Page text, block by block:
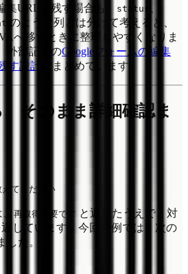
集URLを残す場合も、 status
のような列とは分けて考えると、
へ移すときに整理しやすくなりま
外部記事のGoogleフォームの編集
す設計
にまとめています。
そのまま詳細確認ま
再取得不要です と返したうえで、対
しています。今回の例では、次の
した。